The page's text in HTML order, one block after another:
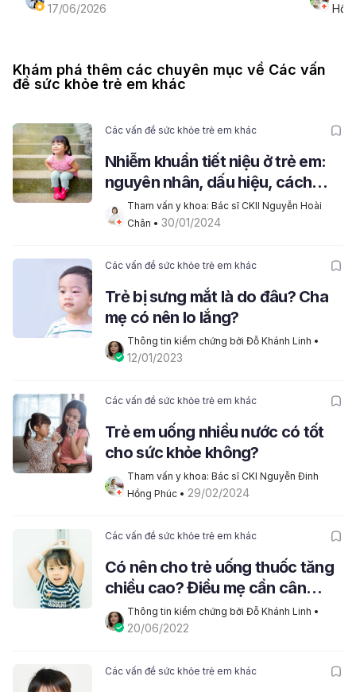
17/06/2026
Khám phá thêm các chuyên mục về Các vấn
đề sức khỏe trẻ em khác
Các vấn đề sức khỏe trẻ em khác
Nhiễm khuẩn tiết niệu ở trẻ em:
nguyên nhân, dấu hiệu, cách
điều trị
Tham vấn y khoa: Bác sĩ CKII Nguyễn Hoài
Chân • 30/01/2024
Các vấn đề sức khỏe trẻ em khác
Trẻ bị sưng mắt là do đâu? Cha
mẹ có nên lo lắng?
Thông tin kiểm chứng bởi Đỗ Khánh Linh
12/01/2023
Các vấn đề sức khỏe trẻ em khác
Trẻ em uống nhiều nước có tốt
cho sức khỏe không?
Tham vấn y khoa: Bác sĩ CKI Nguyễn Đinh
Hồng Phúc • 29/02/2024
Các vấn đề sức khỏe trẻ em khác
Có nên cho trẻ uống thuốc tăng
chiều cao? Điều mẹ cần cân
nhắc!Thông tin kiểm chứng bởi Đỗ Khánh Linh
20/06/2022
Các vấn đề sức khỏe trẻ em khác